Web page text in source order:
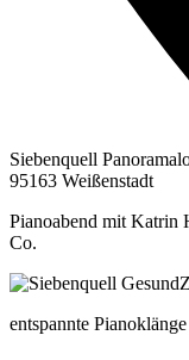
Siebenquell
95163 Weißenstadt
Pianoabend mit Katrin
Co.
ent­spann­te